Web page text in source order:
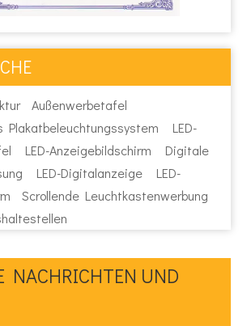
Außenwerbetafel
Plakatbeleuchtungssystem
LED-
LED-Anzeigebildschirm
Digitale
LED-Digitalanzeige
LED-
Scrollende Leuchtkastenwerbung
NACHRICHTEN UND